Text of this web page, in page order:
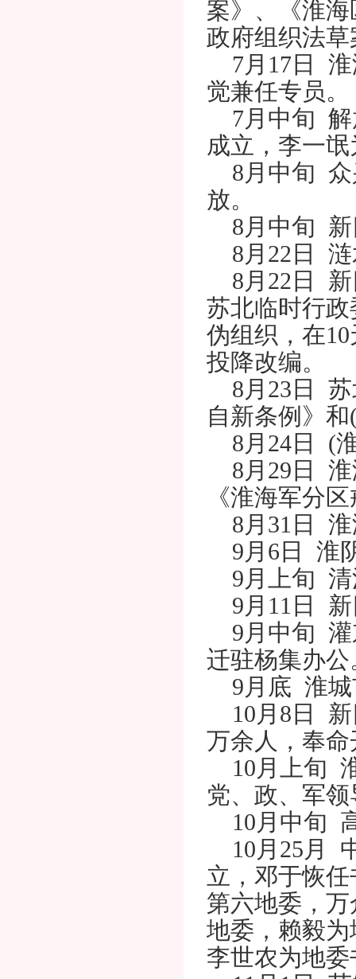
案》、《淮
政府组织法
7月17日 淮
觉兼任专员。
7月中旬 解
成立，李一
8月中旬 众
放。
8月中旬 新
8月22日 涟
8月22日 新
苏北临时行
伪组织，在
投降改编。
8月23日 苏
自新条例》
8月24日 (
8月29日 淮
《淮海军分
8月31日 淮
9月6日 淮
9月上旬 清
9月11日 新
9月中旬 灌
迁驻杨集办公
9月底 淮城
10月8日 新
万余人，奉
10月上旬
党、政、军
10月中旬
10月25月
立，邓于恢
第六地委，
地委，赖毅
李世农为地